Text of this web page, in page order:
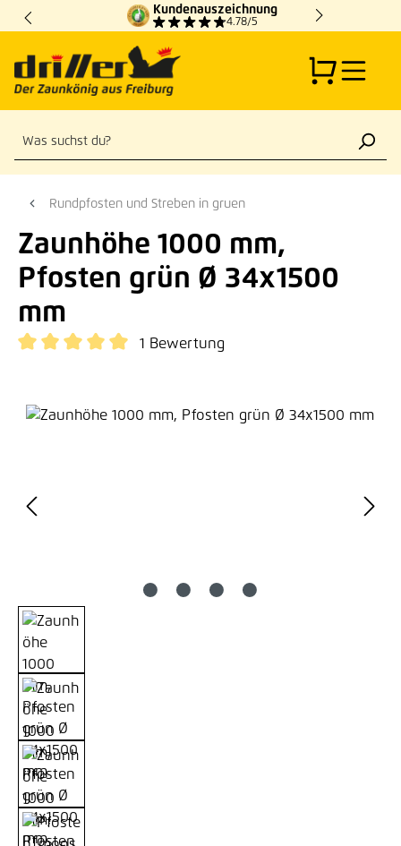
Zum Hauptinhalt springen
Kundenauszeichnung
4.78/5
Rundpfosten und Streben in gruen
Zaunhöhe 1000 mm,
Pfosten grün Ø 34x1500
mm
1 Bewertung
Bildergalerie überspringen